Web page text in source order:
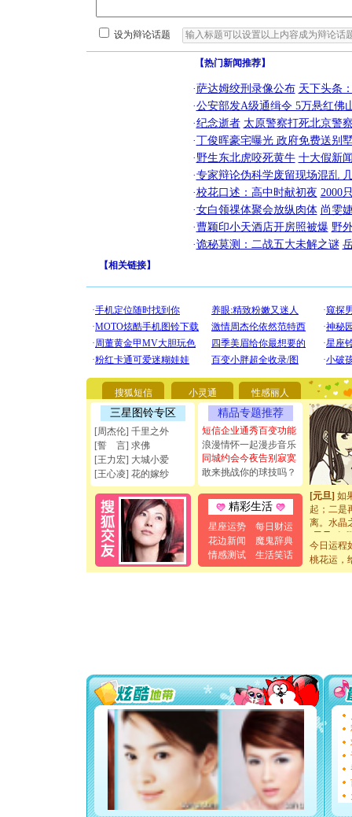
设为辩论话题
【热门新闻推荐】
·萨达姆绞刑录像公布 天下头条
·公安部发A级通缉令 5万悬红佛
·纪念逝者 太原警察打死北京警
·丁俊晖豪宅曝光 政府免费送别
·野生东北虎咬死黄牛 十大假新
·专家辩论伪科学废留现场混乱
·校花口述：高中时献初夜 2000
·女白领祼体聚会放纵肉体 尚雯
·曹颖印小天酒店开房照被爆 野
·诡秘莫测：二战五大未解之谜
【相关链接】
搜狐短信 小灵通 性感丽人
三星图铃专区
[周杰伦] 千里之外
[誓 言] 求佛
[王力宏] 大城小爱
[王心凌] 花的嫁纱
精品专题推荐
短信企业通秀百变功能
浪漫情怀一起漫步音乐
同城约会今夜告别寂寞
敢来挑战你的球技吗？
精彩生活
星座运势
每日财运
花边新闻
魔鬼辞典
情感测试
生活笑话
[圣诞节]
你太多
[圣诞节]
能正大
天都要快
[圣诞节]
如意,快
[元旦]看
断电。爱
你是我专
[元旦] 如
起；二是
离。水晶
[元旦] 当
泣，这痛
卖了。水
[春节]风
要平安！
[圣诞节]
能正大光
天都要快
[圣诞节]
如意,快
[元旦]
看
断电。
你是我
[元旦]
如
起；二
今日运程
桃花运，